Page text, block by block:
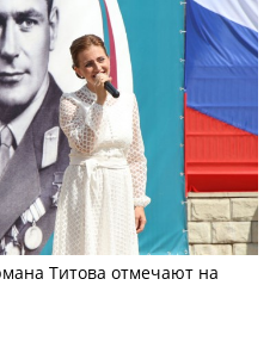
Титова отмечают на